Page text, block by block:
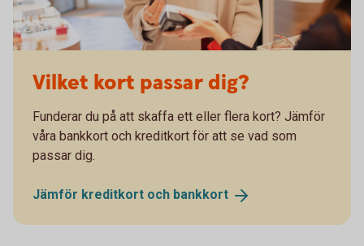
Vilket kort passar dig?
Funderar du på att skaffa ett eller flera kort? Jämför
våra bankkort och kreditkort för att se vad som
passar dig.
Jämför kreditkort och bankkort